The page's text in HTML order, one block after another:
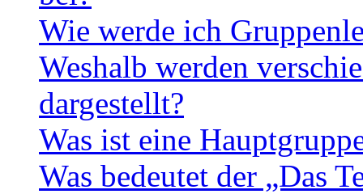
Wie werde ich
Weshalb werden
dargestellt?
Was ist eine
Was bedeutet der „Das